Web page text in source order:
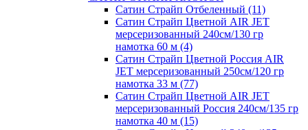
Сатин Страйп Отбеленный (11)
Сатин Страйп Цветной AIR JET
мерсеризованный 240см/130 гр
намотка 60 м (4)
Сатин Страйп Цветной Россия AIR
JET мерсеризованный 250см/120 гр
намотка 33 м (77)
Сатин Страйп Цветной AIR JET
мерсеризованный Россия 240см/135 гр
намотка 40 м (15)